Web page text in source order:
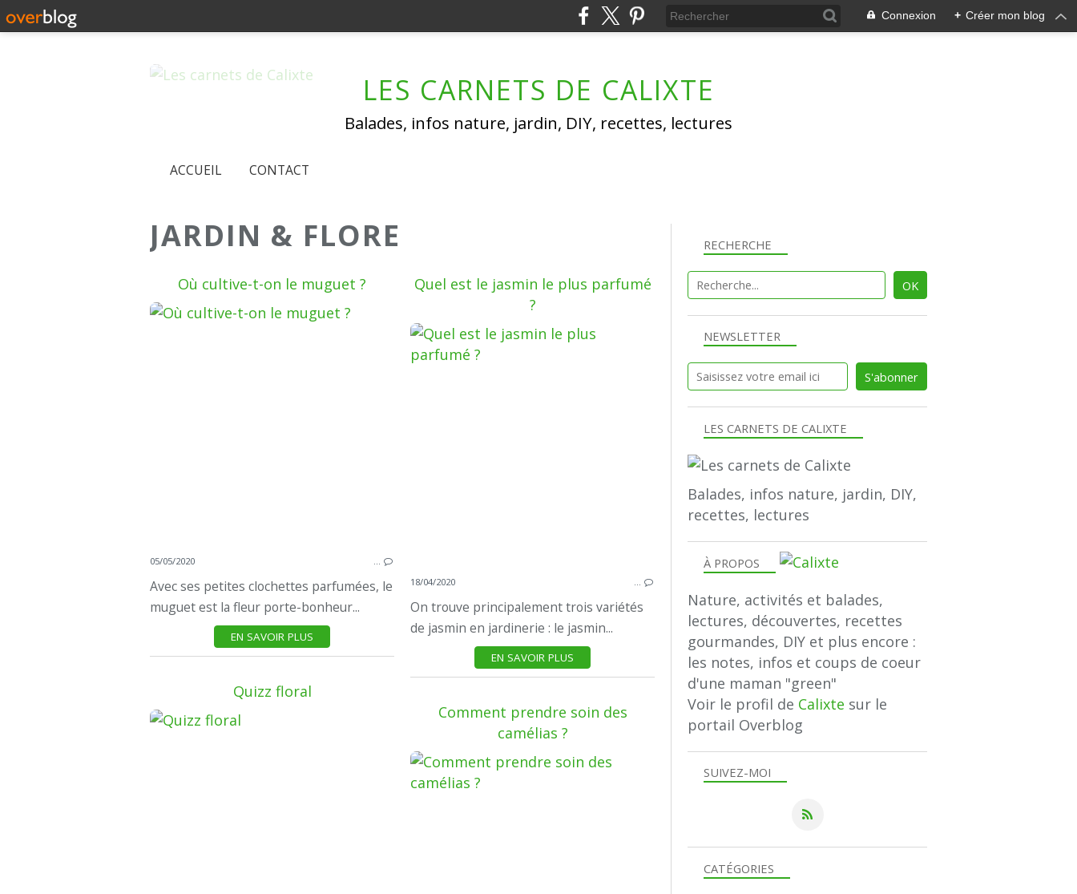
Connexion + Créer mon blog
LES CARNETS DE CALIXTE
Balades, infos nature, jardin, DIY, recettes, lectures
ACCUEIL CONTACT
JARDIN & FLORE
Où cultive-t-on le muguet ?
05/05/2020 …
Avec ses petites clochettes parfumées, le
muguet est la fleur porte-bonheur...
EN SAVOIR PLUS
Quel est le jasmin le plus parfumé
?
JARDIN & FLORE
18/04/2020 …
On trouve principalement trois variétés
de jasmin en jardinerie : le jasmin...
EN SAVOIR PLUS
Quizz floral
JARDIN & FLORE
Comment prendre soin des
camélias ?
NEWSLETTER
SUIVEZ-MOI
RECHERCHE
LES CARNETS DE CALIXTE
Balades, infos nature, jardin, DIY,
recettes, lectures
À PROPOS
Nature, activités et balades,
lectures, découvertes, recettes
gourmandes, DIY et plus encore :
les notes, infos et coups de coeur
d'une maman "green"
Voir le profil de Calixte sur le
portail Overblog
CATÉGORIES